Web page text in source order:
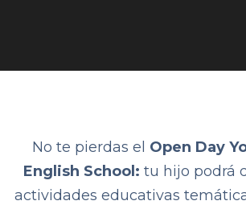
No te pierdas el Open Day
English School: tu hijo podrá
actividades educativas